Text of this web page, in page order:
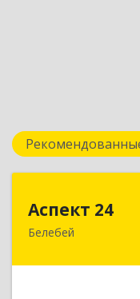
Аспект 24
Белебей452000,